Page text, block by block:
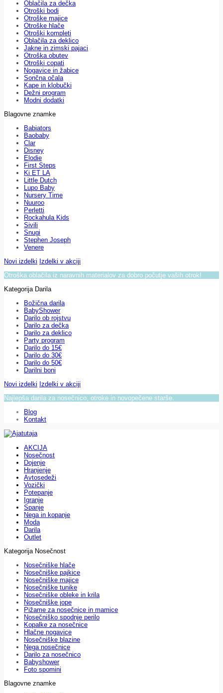
Oblačila za dečka
Otroški bodi
Otroške majice
Otroške hlače
Otroški kompleti
Oblačila za deklico
Jakne in zimski pajaci
Otroška obutev
Otroški copati
Nogavice in žabice
Sončna očala
Kape in klobučki
Dežni program
Modni dodatki
Blagovne znamke
Babiators
Baobaby
Clar
Disney
Elodie
First Steps
Ki ET LA
Little Dutch
Lupo Baby
Nursery Time
Nuuroo
Perletti
Rockahula Kids
Sivili
Snugi
Stephen Joseph
Venere
Novi izdelki Izdelki v akciji
Otroška oblačila iz naravnih materialov za dobro počutje vaših otrok!
Kategorija Darila
Božična darila
BabyShower
Darilo ob rojstvu
Darilo za dečka
Darilo za deklico
Party program
Darilo do 15€
Darilo do 30€
Darilo do 50€
Darilni boni
Novi izdelki Izdelki v akciji
Najlepša darila za nosečnico, otroke in novopečene starše.
Blog
Kontakt
AKCIJA
Nosečnost
Dojenje
Hranjenje
Avtosedeži
Vozički
Potepanje
Igranje
Spanje
Nega in kopanje
Moda
Darila
Outlet
Kategorija Nosečnost
Nosečniške hlače
Nosečniške pajkice
Nosečniške majice
Nosečniške tunike
Nosečniške obleke in krila
Nosečniške jope
Pižame za nosečnice in mamice
Nosečniško spodnje perilo
Kopalke za nosečnice
Hlačne nogavice
Nosečniške blazine
Nega nosečnice
Darilo za nosečnico
Babyshower
Foto spomini
Blagovne znamke